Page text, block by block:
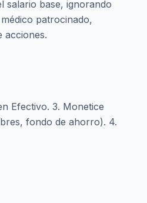
salario base, ignorando
patrocinado,
acciones.
Efectivo. 3. Monetice
fondo de ahorro). 4.